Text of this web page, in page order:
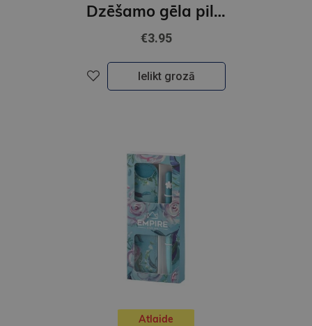
Dzēšamo gēla pildspalvu uzpildes 3 gab.
€3.95
Ielikt grozā
Atlaide